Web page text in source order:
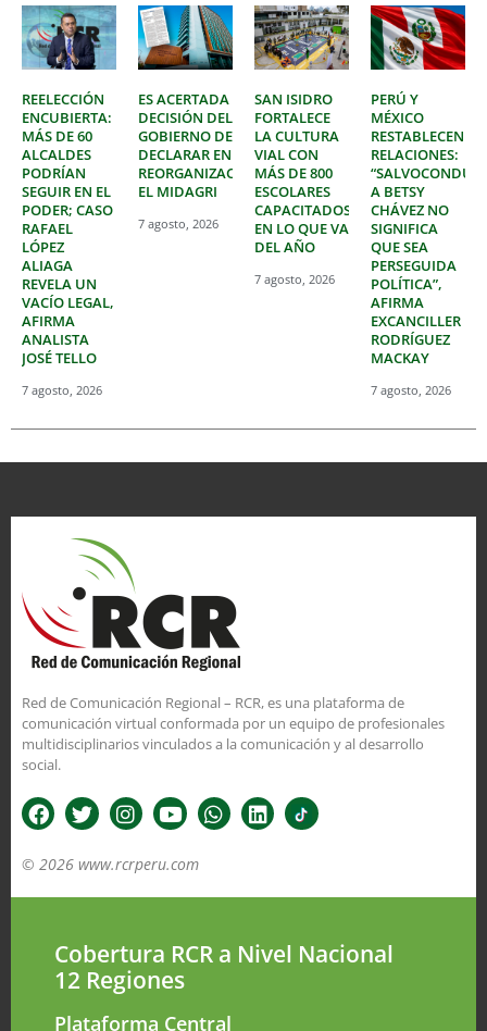
REELECCIÓN
ENCUBIERTA:
MÁS DE 60
ALCALDES
PODRÍAN
SEGUIR EN EL
PODER; CASO
RAFAEL
LÓPEZ
ALIAGA
REVELA UN
VACÍO LEGAL,
AFIRMA
ANALISTA
JOSÉ TELLO
7 agosto, 2026
ES ACERTADA
DECISIÓN DEL
GOBIERNO DE
DECLARAR EN
REORGANIZACIÓN
EL MIDAGRI
7 agosto, 2026
SAN ISIDRO
FORTALECE
LA CULTURA
VIAL CON
MÁS DE 800
ESCOLARES
CAPACITADOS
EN LO QUE VA
DEL AÑO
7 agosto, 2026
PERÚ Y
MÉXICO
RESTABLECEN
RELACIONES:
A BETSY
CHÁVEZ NO
SIGNIFICA
QUE SEA
PERSEGUIDA
POLÍTICA”,
AFIRMA
EXCANCILLER
RODRÍGUEZ
MACKAY
7 agosto, 2026
Red de Comunicación Regional – RCR, es una plataforma de
comunicación virtual conformada por un equipo de profesionales
multidisciplinarios vinculados a la comunicación y al desarrollo
social.
© 2026 www.rcrperu.com
Cobertura RCR a Nivel Nacional
12 Regiones
Plataforma Central